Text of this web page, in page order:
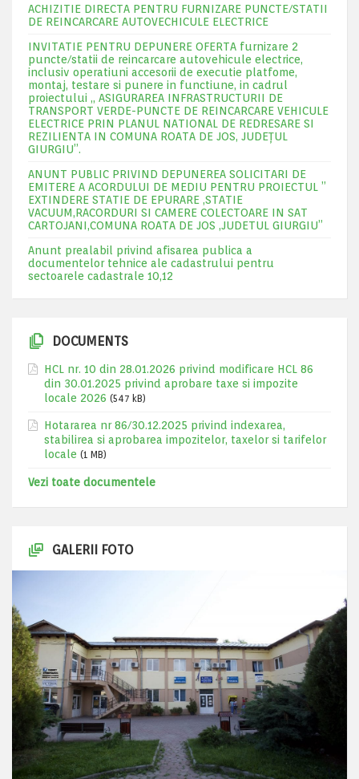
ACHIZITIE DIRECTA PENTRU FURNIZARE PUNCTE/STATII
DE REINCARCARE AUTOVECHICULE ELECTRICE
INVITATIE PENTRU DEPUNERE OFERTA furnizare 2
puncte/statii de reincarcare autovehicule electrice,
inclusiv operatiuni accesorii de executie platfome,
montaj, testare si punere in functiune, in cadrul
proiectului „ ASIGURAREA INFRASTRUCTURII DE
TRANSPORT VERDE-PUNCTE DE REINCARCARE VEHICULE
ELECTRICE PRIN PLANUL NATIONAL DE REDRESARE SI
REZILIENTA IN COMUNA ROATA DE JOS, JUDEŢUL
GIURGIU”.
ANUNT PUBLIC PRIVIND DEPUNEREA SOLICITARI DE
EMITERE A ACORDULUI DE MEDIU PENTRU PROIECTUL ”
EXTINDERE STATIE DE EPURARE ,STATIE
VACUUM,RACORDURI SI CAMERE COLECTOARE IN SAT
CARTOJANI,COMUNA ROATA DE JOS ,JUDETUL GIURGIU”
Anunt prealabil privind afisarea publica a
documentelor tehnice ale cadastrului pentru
sectoarele cadastrale 10,12
DOCUMENTS
HCL nr. 10 din 28.01.2026 privind modificare HCL 86
din 30.01.2025 privind aprobare taxe si impozite
locale 2026 (547 kB)
Hotararea nr 86/30.12.2025 privind indexarea,
stabilirea si aprobarea impozitelor, taxelor si tarifelor
locale (1 MB)
Vezi toate documentele
GALERII FOTO